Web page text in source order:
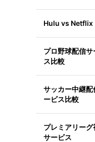
Hulu vs Netflix
プロ野球配信サ
ス比較
サッカー中継配
ービス比較
プレミアリーグ
サービス